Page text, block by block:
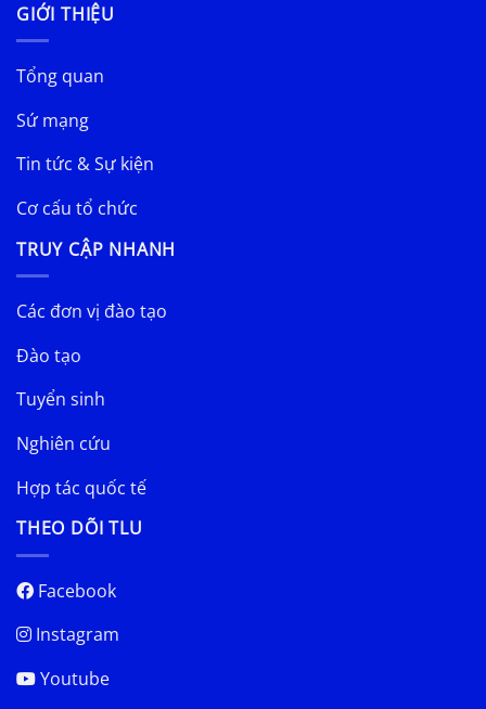
GIỚI THIỆU
Tổng quan
Sứ mạng
Tin tức & Sự kiện
Cơ cấu tổ chức
TRUY CẬP NHANH
Các đơn vị đào tạo
Đào tạo
Tuyển sinh
Nghiên cứu
Hợp tác quốc tế
THEO DÕI TLU
Facebook
Instagram
Youtube